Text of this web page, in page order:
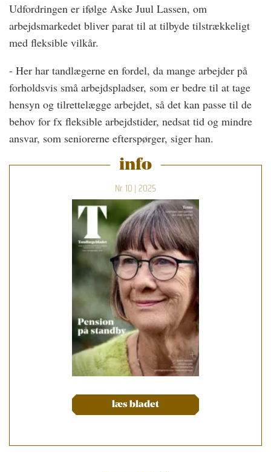
Udfordringen er ifølge Aske Juul Lassen, om
arbejdsmarkedet bliver parat til at tilbyde tilstrækkeligt
med fleksible vilkår.
- Her har tandlægerne en fordel, da mange arbejder på
forholdsvis små arbejdspladser, som er bedre til at tage
hensyn og tilrettelægge arbejdet, så det kan passe til de
behov for fx fleksible arbejdstider, nedsat tid og mindre
ansvar, som seniorerne efterspørger, siger han.
info
Nr. 10 | 2025
læs bladet